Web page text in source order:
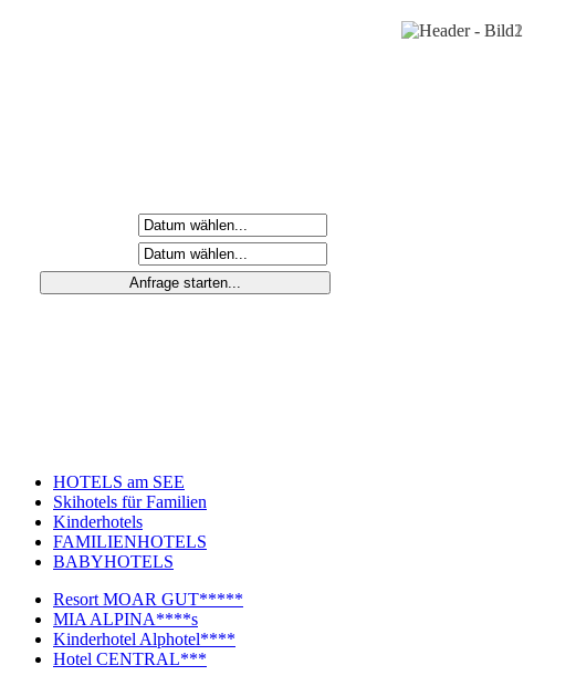
HOTELS am SEE
Skihotels für Familien
Kinderhotels
FAMILIENHOTELS
BABYHOTELS
Resort MOAR GUT*****
MIA ALPINA****s
Kinderhotel Alphotel****
Hotel CENTRAL***